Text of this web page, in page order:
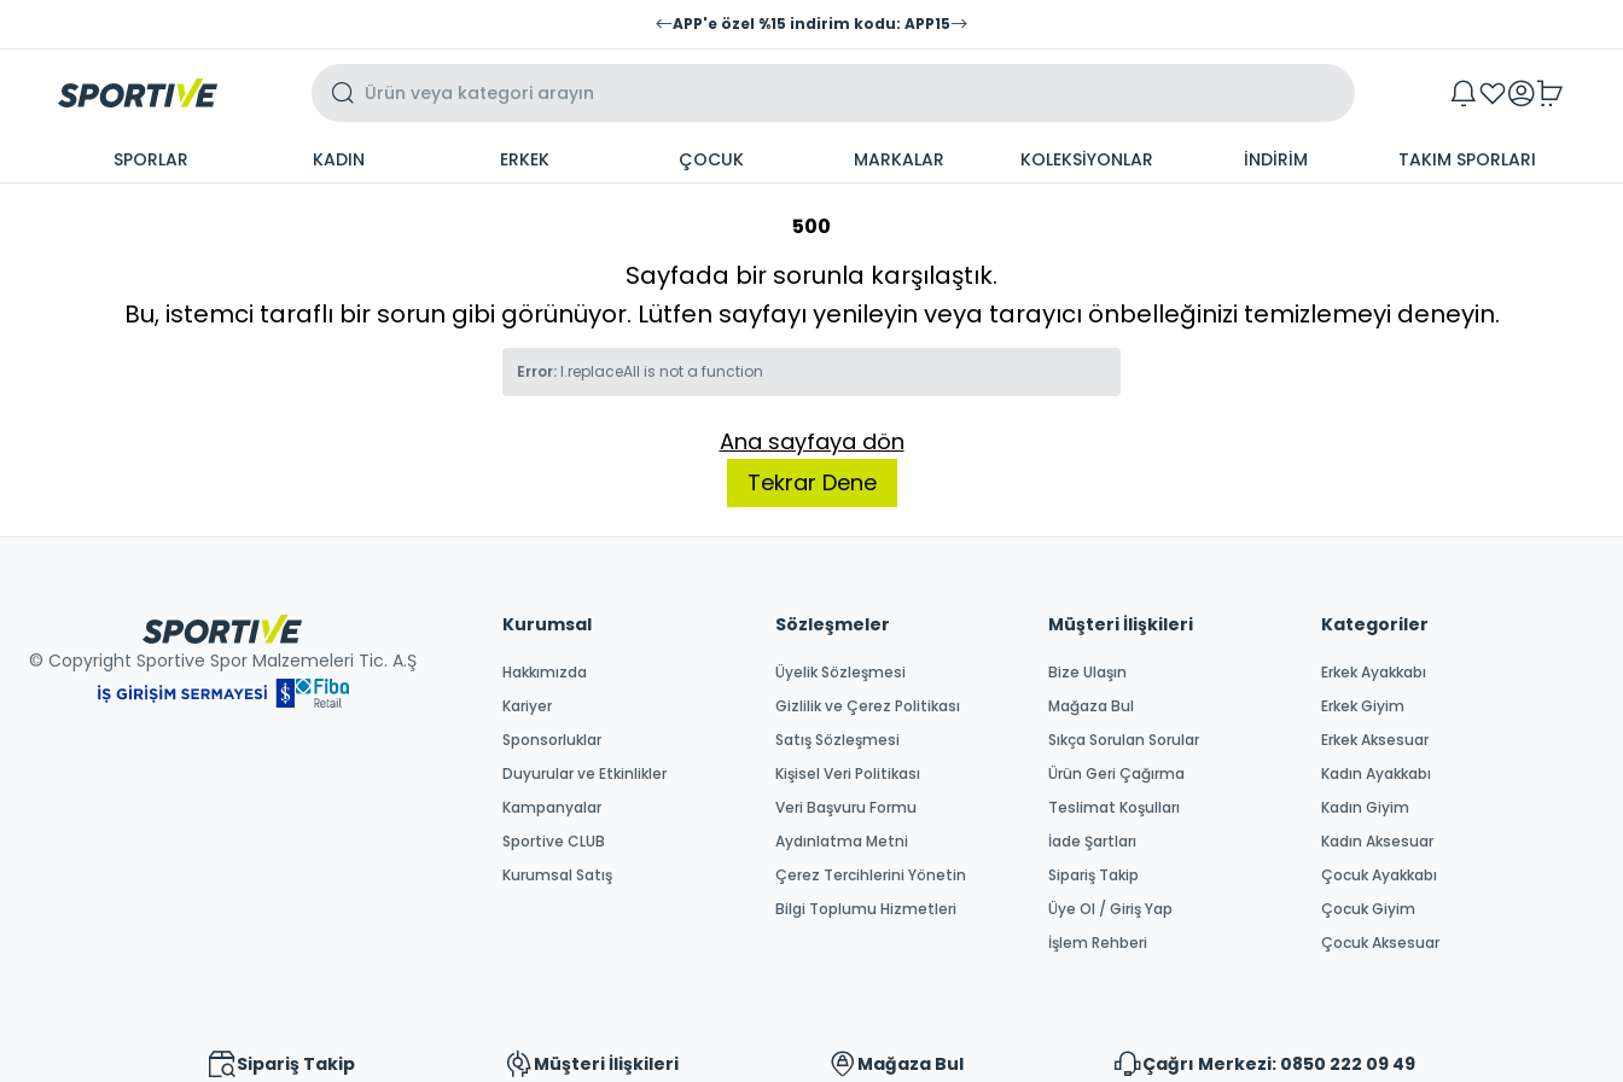
APP'e özel %15 indirim kodu: APP15
SPORLAR KADIN ERKEK ÇOCUK MARKALAR KOLEKSİYONLAR İNDİRİM TAKIM SPORLARI
500
Sayfada bir sorunla karşılaştık.
Bu, istemci taraflı bir sorun gibi görünüyor. Lütfen sayfayı yenileyin veya tarayıcı önbelleğinizi temizlemeyi deneyin.
Error: l.replaceAll is not a function
Ana sayfaya dön
Tekrar Dene
© Copyright Sportive Spor Malzemeleri Tic. A.Ş
Kurumsal
Hakkımızda
Kariyer
Sponsorluklar
Duyurular ve Etkinlikler
Kampanyalar
Sportive CLUB
Kurumsal Satış
Sözleşmeler
Üyelik Sözleşmesi
Gizlilik ve Çerez Politikası
Satış Sözleşmesi
Kişisel Veri Politikası
Veri Başvuru Formu
Aydınlatma Metni
Çerez Tercihlerini Yönetin
Bilgi Toplumu Hizmetleri
Müşteri İlişkileri
Bize Ulaşın
Mağaza Bul
Sıkça Sorulan Sorular
Ürün Geri Çağırma
Teslimat Koşulları
İade Şartları
Sipariş Takip
Üye Ol / Giriş Yap
İşlem Rehberi
Kategoriler
Erkek Ayakkabı
Erkek Giyim
Erkek Aksesuar
Kadın Ayakkabı
Kadın Giyim
Kadın Aksesuar
Çocuk Ayakkabı
Çocuk Giyim
Çocuk Aksesuar
Sipariş Takip Müşteri İlişkileri Mağaza Bul Çağrı Merkezi: 0850 222 09 49